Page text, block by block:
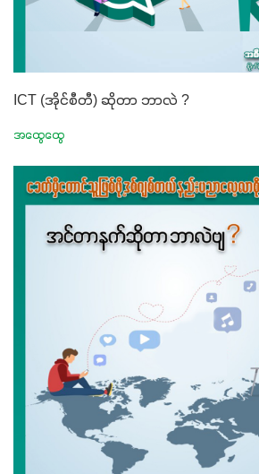
ICT (အိုင်စီတီ) ဆိုတာ ဘာလဲ ?
အထွေထွေ